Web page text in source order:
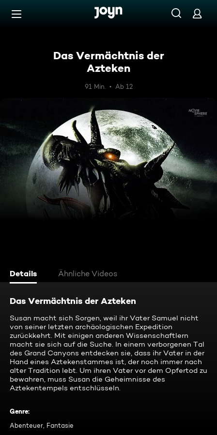
Zum Inhalt springen
Das Vermächtnis der
Azteken
91 Min. Ab 12
Details Ähnliche Videos
Das Vermächtnis der Azteken
Susan macht sich Sorgen, weil ihr Vater Samuel nicht
von seiner letzten archäologischen Expedition
zurückkehrt. Mit einigen anderen Wissenschaftlern
macht sie sich auf die Suche. In einem verborgenen Tal
des Grand Canyons entdecken sie, dass ihr Vater in der
Hand eines Aztekenstammes ist, der noch immer nach
alter Tradition lebt. Um ihren Vater vor dem Opfertod zu
bewahren, muss Susan die Geheimnisse des
Aztekentempels entschlüsseln.
Genre:
Abenteuer, Fantasie